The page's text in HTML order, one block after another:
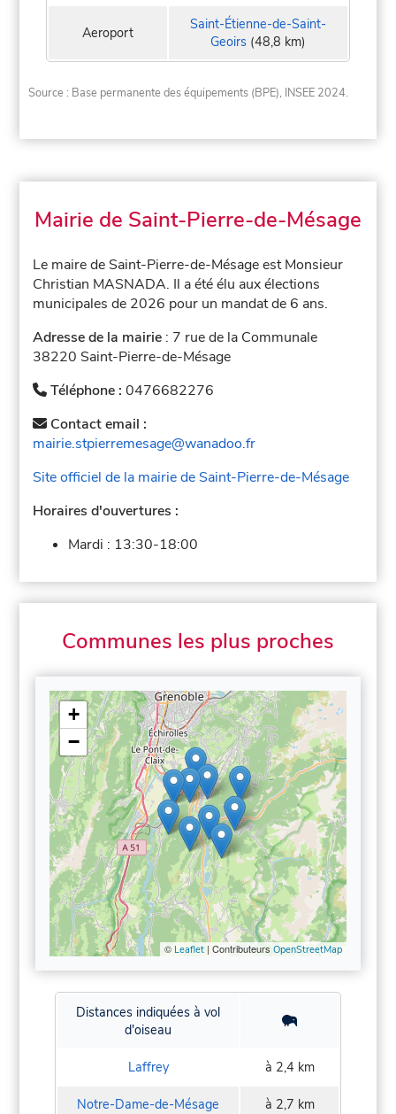
Aeroport
Saint-Étienne-de-Saint-
Geoirs (48,8 km)
Source : Base permanente des équipements (BPE), INSEE 2024.
Mairie de Saint-Pierre-de-Mésage
Le maire de Saint-Pierre-de-Mésage est Monsieur
Christian MASNADA. Il a été élu aux élections
municipales de 2026 pour un mandat de 6 ans.
Adresse de la mairie : 7 rue de la Communale
38220 Saint-Pierre-de-Mésage
Téléphone :0476682276
Contact email :
mairie.stpierremesage@wanadoo.fr
Site officiel de la mairie de Saint-Pierre-de-Mésage
Horaires d'ouvertures :
Mardi : 13:30-18:00
Communes les plus proches
+
−
© Leaflet| Contributeurs OpenStreetMap
Distances indiquées à vol
d'oiseau
Laffrey à 2,4 km
Notre-Dame-de-Mésage à 2,7 km